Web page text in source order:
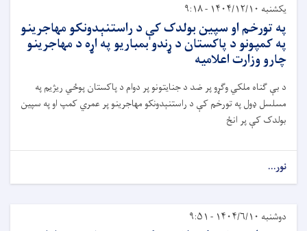
یکشنبه ۱۴۰۴/۱۲/۱۰ - ۹:۱۸
په تورخم او سپین بولدک کې د راستنېدونکو مهاجرینو
په کمپونو د پاکستان د ړندو بمباریو په اړه د مهاجرینو
چارو وزارت اعلامیه
د بې ګناه ملکي وګړو پر ضد د جنایتونو پر دوام د پاکستان پوځي ریژیم په
مسلسل ډول په تورخم کې د راستنېدونکو مهاجرینو پر عمري کمپ او په سپین
بولدک کې پر انځ
نور...
دوشنبه ۱۴۰۴/۶/۱۰ - ۹:۵۱